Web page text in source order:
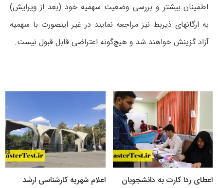
اطمینان بیشتر و بررسی وضعیت سهمیه خود (بعد از ویرایش)‌
به ارگانهای ذیربط نیز مراجعه نمایند در غیر اینصورت با سهمیه
آزاد گزینش خواهند شد و هیچ‌گونه اعتراضی قابل قبول نیست.
اعطای ردا کارت به دانشجویان
اعلام شهریه کارشناسی ارشد